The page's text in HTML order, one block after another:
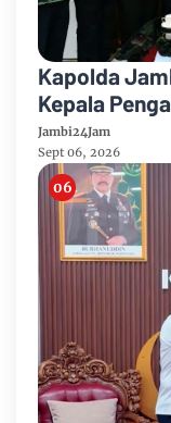
Kapolda
Kepala
Sinergi Antar
Jambi24Jam
Sept 06, 2026